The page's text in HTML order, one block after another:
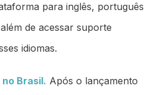
para inglês, português
de acessar suporte
idiomas.
Brasil. Após o lançamento